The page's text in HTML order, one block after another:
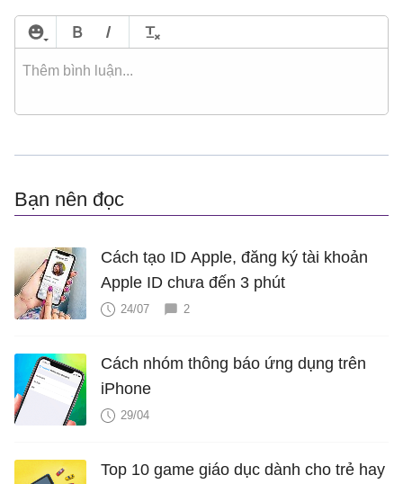
Bạn nên đọc
Cách tạo ID Apple, đăng ký tài khoản
Apple ID chưa đến 3 phút
24/07 2
Cách nhóm thông báo ứng dụng trên
iPhone
29/04
Top 10 game giáo dục dành cho trẻ hay